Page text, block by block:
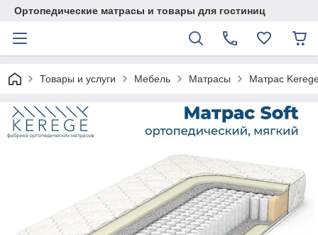
Ортопедические матрасы и товары для гостиниц
Товары и услуги Мебель Матрасы Матрас